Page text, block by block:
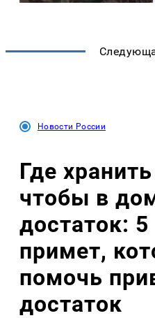
Новости России
Где
чтобы в
достаток:
примет,
помочь
достаток